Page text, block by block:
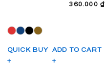
360.000 ₫
QUICK BUY
+
ADD TO CART
+